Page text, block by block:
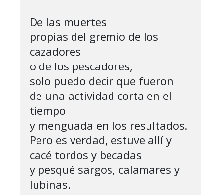
De las muertes
propias del gremio de los
cazadores
o de los pescadores,
solo puedo decir que fueron
de una actividad corta en el
tiempo
y menguada en los resultados.
Pero es verdad, estuve allí y
cacé tordos y becadas
y pesqué sargos, calamares y
lubinas.